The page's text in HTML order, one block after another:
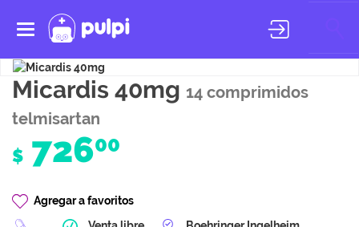
Toggle
navigation
Micardis 40mg 14 comprimidos
telmisartan
$ 72600
Agregar a favoritos